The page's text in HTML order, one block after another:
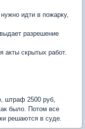
идти в пожарку,
разрешение
акты скрытых работ.
штраф 2500 руб,
было. Потом все
решаются в суде.